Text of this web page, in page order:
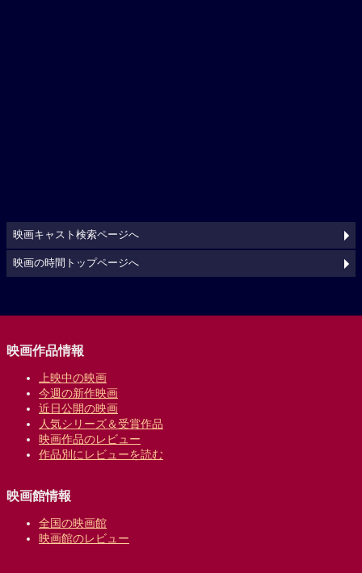
映画キャスト検索ページへ
映画の時間トップページへ
映画作品情報
上映中の映画
今週の新作映画
近日公開の映画
人気シリーズ＆受賞作品
映画作品のレビュー
作品別にレビューを読む
映画館情報
全国の映画館
映画館のレビュー